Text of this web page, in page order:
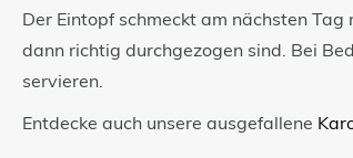
Der Eintopf schmeckt am nächsten Tag
dann richtig durchgezogen sind. Bei
servieren.
Entdecke auch unsere ausgefallene